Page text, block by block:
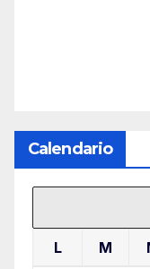
Calendario
L M